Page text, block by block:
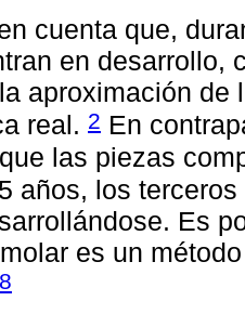
cuenta que,
en desarrollo,
aproximación de
real. 2 En
las piezas
años, los
Es
es un
8